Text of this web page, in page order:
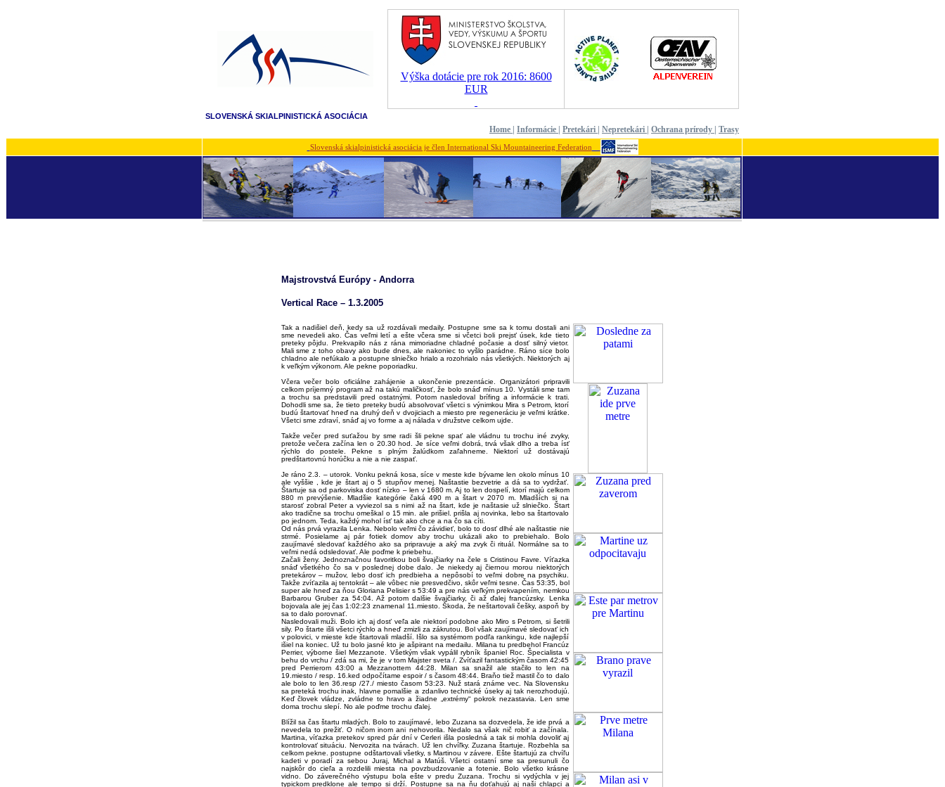
Výška dotácie pre rok 2016: 8600
EUR
SLOVENSKÁ SKIALPINISTICKÁ ASOCIÁCIA
Home Informácie Pretekári Nepretekári Ochrana prírody Trasy
Slovenská skialpinistická asociácia je člen International Ski Mountaineering Federation
Majstrovstvá Európy - Andorra
Vertical Race – 1.3.2005
Tak a nadišiel deň, kedy sa už rozdávali medaily. Postupne sme sa k tomu dostali ani
sme nevedeli ako. Čas veľmi letí a ešte včera sme si včetci boli prejsť úsek, kde tieto
preteky pôjdu. Prekvapilo nás z rána mimoriadne chladné počasie a dosť silný vietor.
Mali sme z toho obavy ako bude dnes, ale nakoniec to vyšlo parádne. Ráno síce bolo
chladno ale nefúkalo a postupne slniečko hrialo a rozohrialo nás všetkých. Niektorých aj
k veľkým výkonom. Ale pekne poporiadku.
Včera večer bolo oficiálne zahájenie a ukončenie prezentácie. Organizátori pripravili
celkom príjemný program až na takú maličkosť, že bolo snáď mínus 10. Vystáli sme tam
a trochu sa predstavili pred ostatnými. Potom nasledoval brífing a informácie k trati.
Dohodli sme sa, že tieto preteky budú absolvovať všetci s výnimkou Mira s Petrom, ktorí
budú štartovať hneď na druhý deň v dvojiciach a miesto pre regeneráciu je veľmi krátke.
Všetci sme zdraví, snáď aj vo forme a aj nálada v družstve celkom ujde.
Takže večer pred suťažou by sme radi šli pekne spať ale vládnu tu trochu iné zvyky,
pretože večera začína len o 20.30 hod. Je síce veľmi dobrá, trvá však dlho a treba ísť
rýchlo do postele. Pekne s plným žalúdkom zaľahneme. Niektorí už dostávajú
predštartovnú horúčku a nie a nie zaspať.
Je ráno 2.3. – utorok. Vonku pekná kosa, síce v meste kde bývame len okolo mínus 10
ale vyššie , kde je štart aj o 5 stupňov menej. Naštastie bezvetrie a dá sa to vydržať.
Štartuje sa od parkoviska dosť nízko – len v 1680 m. Aj to len dospelí, ktorí majú celkom
880 m prevýšenie. Mladšie kategórie čaká 490 m a štart v 2070 m. Mladších si na
starosť zobral Peter a vyviezol sa s nimi až na štart, kde je naštasie už slniečko. Štart
ako tradične sa trochu omeškal o 15 min. ale prišiel. prišla aj novinka, lebo sa štartovalo
po jednom. Teda, každý mohol ísť tak ako chce a na čo sa cíti.
Od nás prvá vyrazila Lenka. Nebolo veľmi čo závidieť, bolo to dosť dlhé ale naštastie nie
strmé. Posielame aj pár fotiek domov aby trochu ukázali ako to prebiehalo. Bolo
zaujímavé sledovať každého ako sa pripravuje a aký ma zvyk či rituál. Normálne sa to
veľmi nedá odsledovať. Ale poďme k priebehu.
Začali ženy. Jednoznačnou favoritkou boli švajčiarky na čele s Cristinou Favre. Víťazka
snáď všetkého čo sa v poslednej dobe dalo. Je niekedy aj čiernou morou niektorých
pretekárov – mužov, lebo dosť ich predbieha a nepôsobí to veľmi dobre na psychiku.
Takže zvíťazila aj tentokrát – ale vôbec nie presvedčivo, skôr veľmi tesne. Čas 53:35, bol
super ale hneď za ňou Gloriana Pelisier s 53:49 a pre nás veľkým prekvapením, nemkou
Barbarou Gruber za 54:04. Až potom dalšie švajčiarky, či až ďalej francúzsky. Lenka
bojovala ale jej čas 1:02:23 znamenal 11.miesto. Škoda, že neštartovali češky, aspoň by
sa to dalo porovnať.
Nasledovali muži. Bolo ich aj dosť veľa ale niektorí podobne ako Miro s Petrom, si šetrili
sily. Po štarte išli všetci rýchlo a hneď zmizli za zákrutou. Bol však zaujímavé sledovať ich
v polovici, v mieste kde štartovali mladší. Išlo sa systémom podľa rankingu, kde najlepší
išiel na koniec. Už tu bolo jasné kto je ašpirant na medailu. Milana tu predbehol Francúz
Perrier, výborne šiel Mezzanote. Všetkým však vypálil rybník španiel Roc. Špecialista v
behu do vrchu / zdá sa mi, že je v tom Majster sveta /. Zvíťazil fantastickým časom 42:45
pred Perrierom 43:00 a Mezzanottem 44:28. Milan sa snažil ale stačilo to len na
19.miesto / resp. 16.ked odpočítame espoir / s časom 48:44. Braňo tiež mastil čo to dalo
ale bolo to len 36.resp /27./ miesto časom 53:23. Nuž stará známe vec. Na Slovensku
sa preteká trochu inak, hlavne pomalšie a zdanlivo technické úseky aj tak nerozhodujú.
Keď človek vládze, zvládne to hravo a žiadne „extrémy“ pokrok nezastavia. Len sme
doma trochu slepí. No ale poďme trochu ďalej.
Blížil sa čas štartu mladých. Bolo to zaujímavé, lebo Zuzana sa dozvedela, že ide prvá a
nevedela to prežiť. O ničom inom ani nehovorila. Nedalo sa však nič robiť a začínala.
Martina, víťazka pretekov spred pár dní v Cerleri išla posledná a tak si mohla dovoliť aj
kontrolovať situáciu. Nervozita na tvárach. Už len chvíľky. Zuzana štartuje. Rozbehla sa
celkom pekne. postupne odštartovali všetky, s Martinou v závere. Ešte štartujú za chvíľu
kadeti v poradí za sebou Juraj, Michal a Matúš. Všetci ostatní sme sa presunuli čo
najskôr do cieľa a rozdelili miesta na povzbudzovanie a fotenie. Bolo všetko krásne
vidno. Do záverečného výstupu bola ešte v predu Zuzana. Trochu si vydýchla v jej
typickom predklone ale tempo si drží. Postupne sa na ňu doťahujú aj naši chlapci a